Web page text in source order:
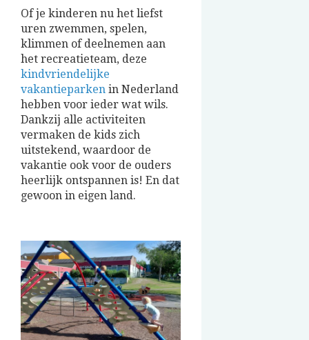
Of je kinderen nu het liefst
uren zwemmen, spelen,
klimmen of deelnemen aan
het recreatieteam, deze
kindvriendelijke
vakantieparken in Nederland
hebben voor ieder wat wils.
Dankzij alle activiteiten
vermaken de kids zich
uitstekend, waardoor de
vakantie ook voor de ouders
heerlijk ontspannen is! En dat
gewoon in eigen land.